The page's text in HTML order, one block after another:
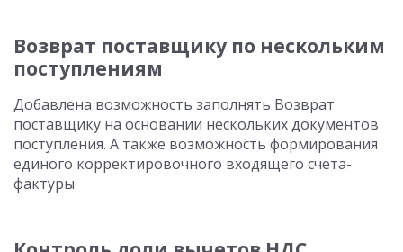
Возврат поставщику по нескольким
поступлениям
Добавлена возможность заполнять Возврат
поставщику на основании нескольких документов
поступления. А также возможность формирования
единого корректировочного входящего счета-
фактуры